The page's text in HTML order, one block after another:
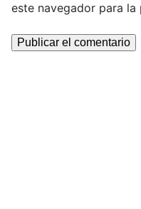
este navegador para